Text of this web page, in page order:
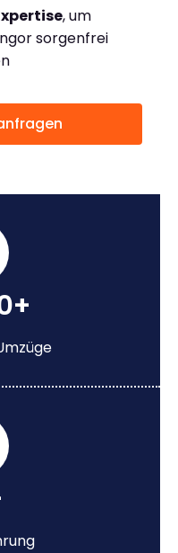
, um
sorgenfrei